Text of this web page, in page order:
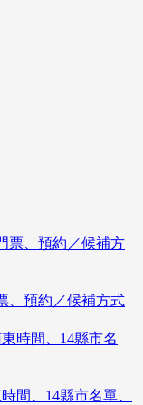
、預約／候補方式
間、14縣市名單、